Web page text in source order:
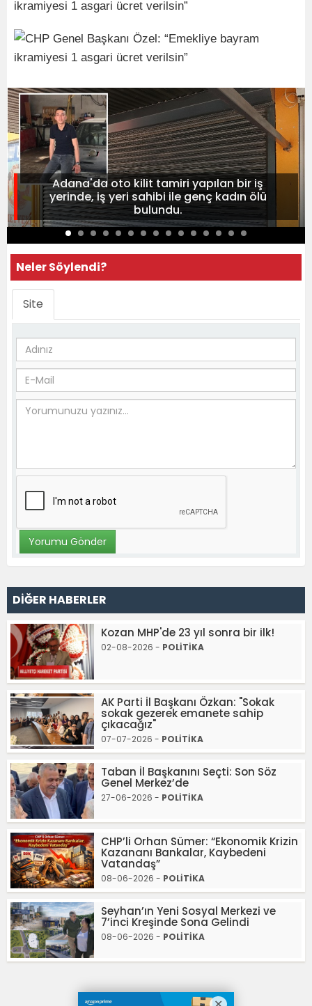
Adana'da oto kilit tamiri yapılan bir iş
yerinde, iş yeri sahibi ile genç kadın ölü
bulundu.
Neler Söylendi?
Site
DİĞER HABERLER
Kozan MHP'de 23 yıl sonra bir ilk!
02-08-2026 - POLİTİKA
AK Parti İl Başkanı Özkan: "Sokak
sokak gezerek emanete sahip
çıkacağız"
07-07-2026 - POLİTİKA
Taban İl Başkanını Seçti: Son Söz
Genel Merkez’de
27-06-2026 - POLİTİKA
CHP’li Orhan Sümer: “Ekonomik Krizin
Kazananı Bankalar, Kaybedeni
Vatandaş”
08-06-2026 - POLİTİKA
Seyhan’ın Yeni Sosyal Merkezi ve
7’inci Kreşinde Sona Gelindi
08-06-2026 - POLİTİKA